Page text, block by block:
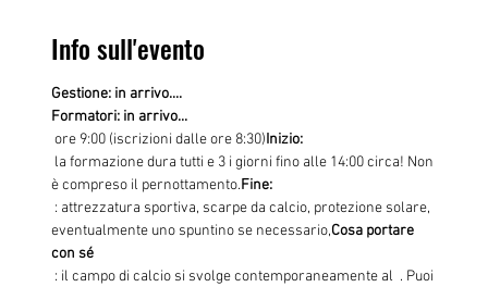
Info sull'evento
Gestione: in arrivo....
Formatori: in arrivo...
ore 9:00 (iscrizioni dalle ore 8:30)Inizio:
è compreso il pernottamento.Fine:
eventualmente uno spuntino se necessario,Cosa portare
con sé
: il campo di calcio si svolge contemporaneamente al . Puoi